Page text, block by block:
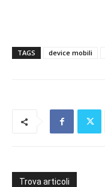
TAGS device mobili
Trova articoli